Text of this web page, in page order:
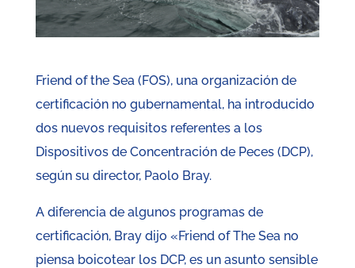
Friend of the Sea (FOS), una organización de
certificación no gubernamental, ha introducido
dos nuevos requisitos referentes a los
Dispositivos de Concentración de Peces (DCP),
según su director, Paolo Bray.
A diferencia de algunos programas de
certificación, Bray dijo «Friend of The Sea no
piensa boicotear los DCP, es un asunto sensible